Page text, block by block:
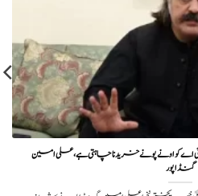
اے کو اونے پونے خریدنا چاہتی ہے، علی امین
گنڈاپور